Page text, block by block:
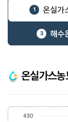
1 온실가
3 해수
온실가스농
Chart430